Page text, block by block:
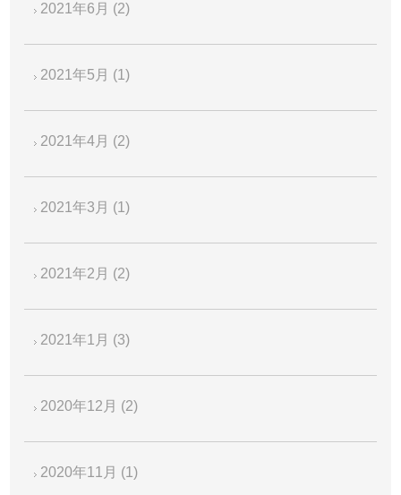
2021年6月 (2)
2021年5月 (1)
2021年4月 (2)
2021年3月 (1)
2021年2月 (2)
2021年1月 (3)
2020年12月 (2)
2020年11月 (1)